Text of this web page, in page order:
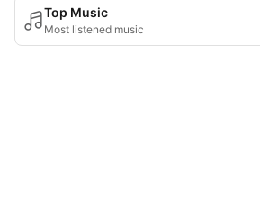
Top Music
Most listened music